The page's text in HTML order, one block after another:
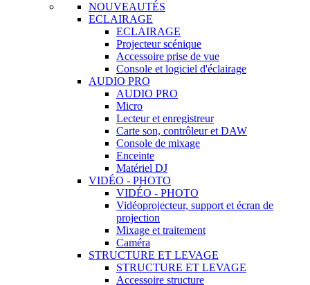
NOUVEAUTÉS
ECLAIRAGE
ECLAIRAGE
Projecteur scénique
Accessoire prise de vue
Console et logiciel d'éclairage
AUDIO PRO
AUDIO PRO
Micro
Lecteur et enregistreur
Carte son, contrôleur et DAW
Console de mixage
Enceinte
Matériel DJ
VIDÉO - PHOTO
VIDÉO - PHOTO
Vidéoprojecteur, support et écran de
projection
Mixage et traitement
Caméra
STRUCTURE ET LEVAGE
STRUCTURE ET LEVAGE
Accessoire structure